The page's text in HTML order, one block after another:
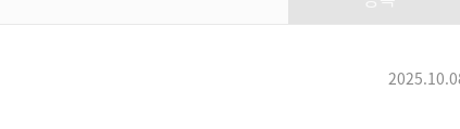
위한 필수 소양, 각인 기초부터